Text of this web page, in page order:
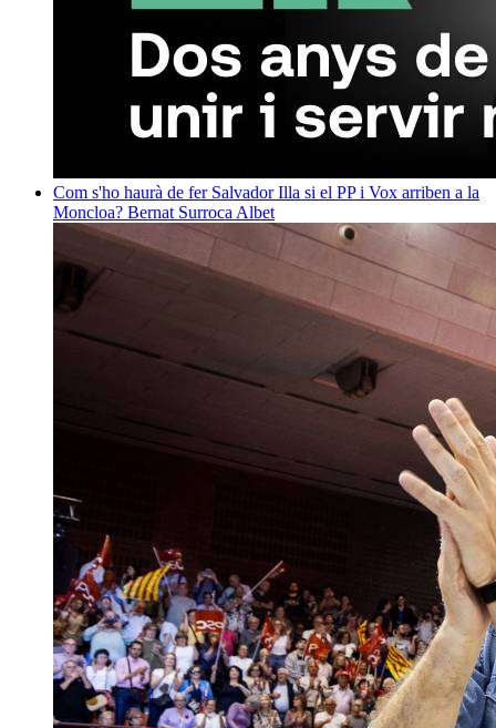
Com s'ho haurà de fer Salvador Illa si el PP i Vox arriben a la
Moncloa? Bernat Surroca Albet